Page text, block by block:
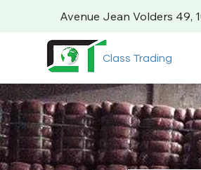
Avenue Jean Volders 49,
Class Trading